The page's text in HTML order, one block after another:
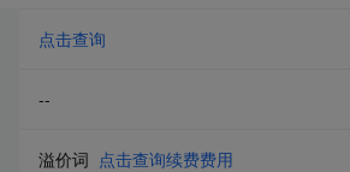
点击查询
--
溢价词 点击查询续费费用